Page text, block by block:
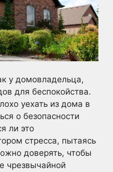
у домовладельца,
для беспокойства.
уехать из дома в
о безопасности
ли это
стресса, пытаясь
доверять, чтобы
чрезвычайной